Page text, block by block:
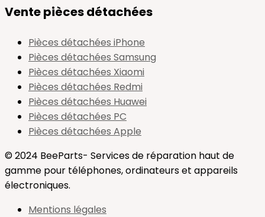
Vente pièces détachées
Pièces détachées iPhone
Pièces détachées Samsung
Pièces détachées Xiaomi
Pièces détachées Redmi
Pièces détachées Huawei
Pièces détachées PC
Pièces détachées Apple
© 2024 BeeParts- Services de réparation haut de
gamme pour téléphones, ordinateurs et appareils
électroniques.
Mentions légales